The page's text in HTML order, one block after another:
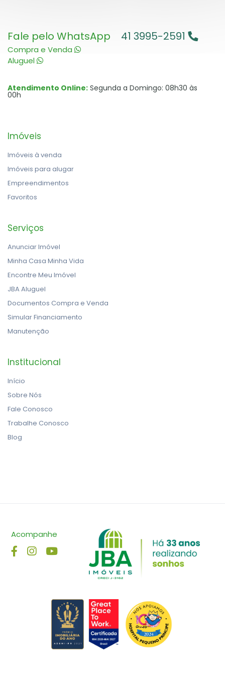
Fale pelo WhatsApp
Compra e Venda
Aluguel
41 3995-2591
Atendimento Online: Segunda a Domingo: 08h30 às
00h
Imóveis
Imóveis à venda
Imóveis para alugar
Empreendimentos
Favoritos
Serviços
Anunciar Imóvel
Minha Casa Minha Vida
Encontre Meu Imóvel
JBA Aluguel
Documentos Compra e Venda
Simular Financiamento
Manutenção
Institucional
Início
Sobre Nós
Fale Conosco
Trabalhe Conosco
Blog
Acompanhe